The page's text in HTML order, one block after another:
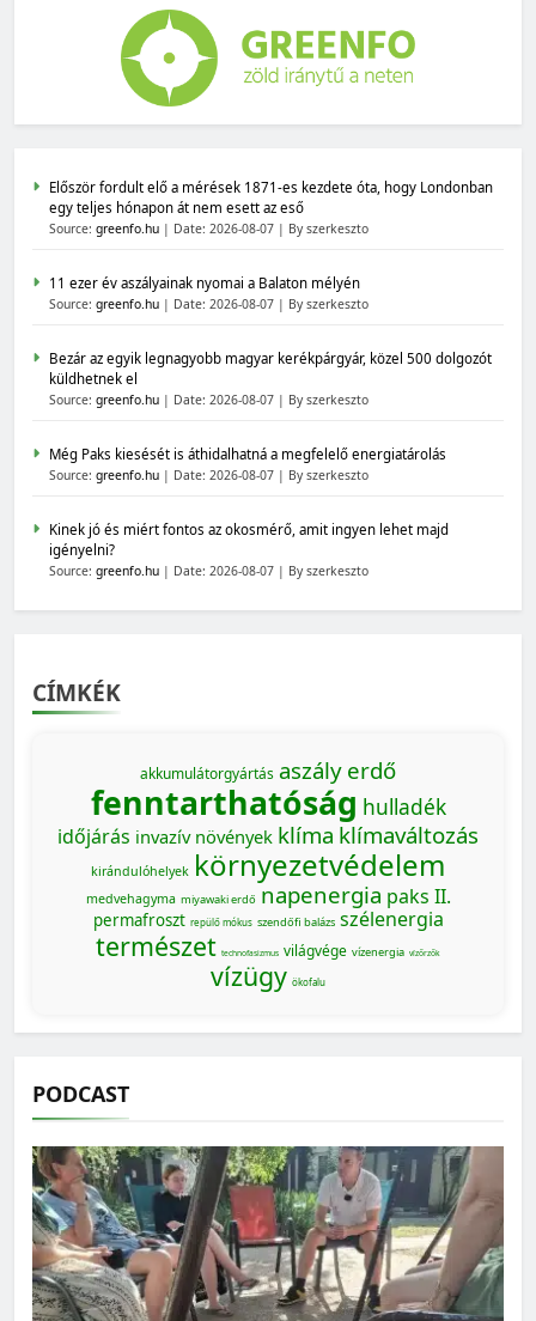
Először fordult elő a mérések 1871-es kezdete óta, hogy Londonban
egy teljes hónapon át nem esett az eső
Source: greenfo.hu Date: 2026-08-07 By szerkeszto
11 ezer év aszályainak nyomai a Balaton mélyén
Source: greenfo.hu Date: 2026-08-07 By szerkeszto
Bezár az egyik legnagyobb magyar kerékpárgyár, közel 500 dolgozót
küldhetnek el
Source: greenfo.hu Date: 2026-08-07 By szerkeszto
Még Paks kiesését is áthidalhatná a megfelelő energiatárolás
Source: greenfo.hu Date: 2026-08-07 By szerkeszto
Kinek jó és miért fontos az okosmérő, amit ingyen lehet majd
igényelni?
Source: greenfo.hu Date: 2026-08-07 By szerkeszto
CÍMKÉK
akkumulátorgyártás aszály erdő
fenntarthatóság hulladék
időjárás invazív növények klíma klímaváltozás
kirándulóhelyek környezetvédelem
medvehagyma miyawaki erdő napenergia paks II.
permafroszt repülő mókus szendőfi balázs szélenergia
természet technofasizmus világvége vízenergia vízőrzők
vízügy ökofalu
PODCAST